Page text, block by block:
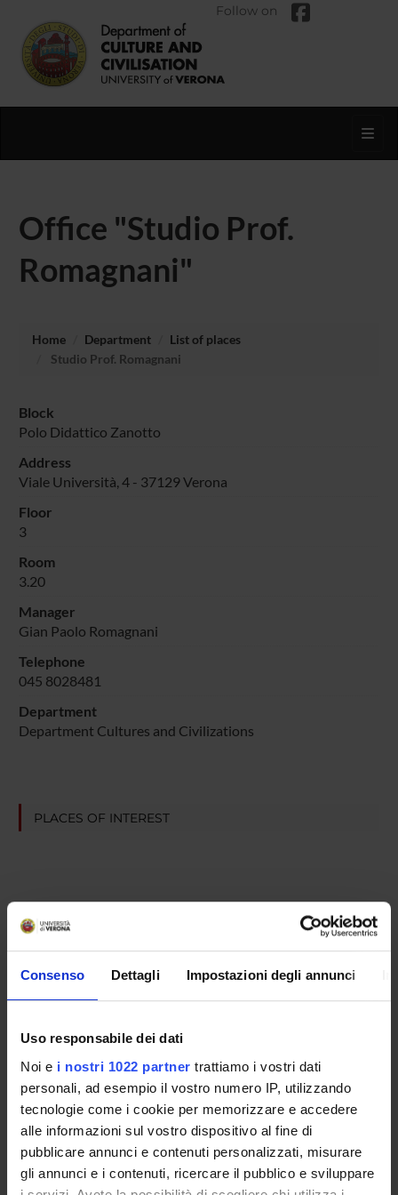
Consenso Dettagli Impostazioni degli annunci
Uso responsabile dei dati
Noi e i nostri 1022 partner trattiamo i vostri dati
personali, ad esempio il vostro numero IP, utilizzando
tecnologie come i cookie per memorizzare e accedere
alle informazioni sul vostro dispositivo al fine di
pubblicare annunci e contenuti personalizzati, misurare
gli annunci e i contenuti, ricercare il pubblico e sviluppare
Follow on
Office "Studio Prof.
Romagnani"
Home Department
List of places
Studio Prof. Romagnani
Block
Polo Didattico Zanotto
Address
Viale Università, 4 - 37129 Verona
Floor
3
Room
3.20
Manager
Gian Paolo Romagnani
Telephone
045 8028481
Department
Department Cultures and Civilizations
PLACES OF INTEREST